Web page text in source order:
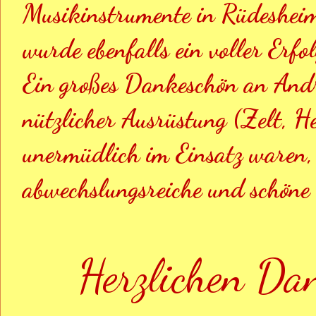
Herzlichen
Musikinstrumente in
wurde ebenfalls ein voller
Ein großes Dankeschön an
nützlicher Ausrüstung (Zelt,
unermüdlich im Einsatz
abwechslungsreiche und